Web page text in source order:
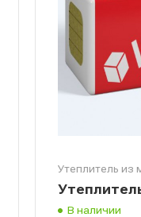
Утеплитель из
В наличии